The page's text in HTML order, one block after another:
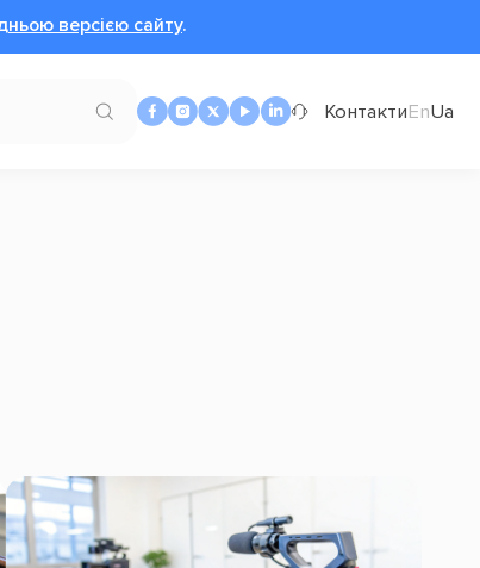
версією сайту.
КонтактиEnUa